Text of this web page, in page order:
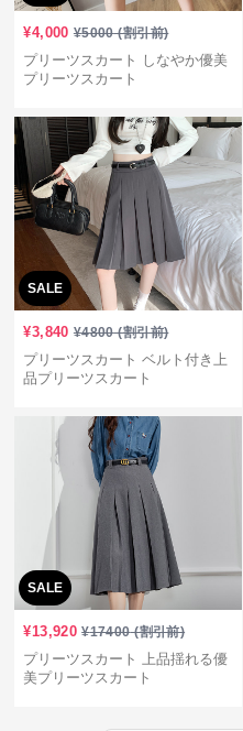
¥4,000 ¥5000(割引前)
プリーツスカート しなやか優美
プリーツスカート
SALE
¥3,840 ¥4800(割引前)
プリーツスカート ベルト付き上
品プリーツスカート
SALE
¥13,920 ¥17400(割引前)
プリーツスカート 上品揺れる優
美プリーツスカート